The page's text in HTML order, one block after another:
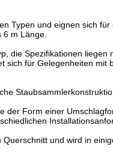
Typen und eignen sich
m Länge.
die Spezifikationen
sich für Gelegenheiten
der Form einer
und wird in